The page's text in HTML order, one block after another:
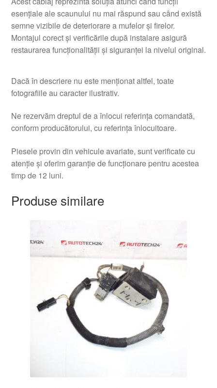
esențiale ale scaunului nu mai răspund sau când există
semne vizibile de deteriorare a mufelor și firelor.
Montajul corect și verificările după instalare asigură
restaurarea funcționalității și siguranței la nivelul original.
Dacă în descriere nu este menționat altfel, toate
fotografiile au caracter ilustrativ.
Ne rezervăm dreptul de a înlocui referința comandată,
conform producătorului, cu referința înlocuitoare.
Piesele provin din vehicule avariate, sunt verificate cu
atenție și oferim garanție de funcționare pentru acestea
timp de 12 luni.
Produse similare